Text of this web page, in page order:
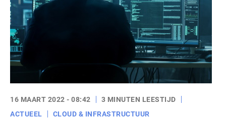
16 MAART 2022 - 08:42
3 MINUTEN LEESTIJD
ACTUEEL
CLOUD & INFRASTRUCTUUR